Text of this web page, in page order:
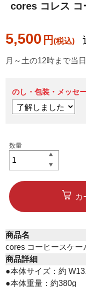
cores コレス コ
5,500 円
月～土の12時まで当
のし・包装・メッセ
カ
商品名
cores コーヒースケー
商品詳細
●本体サイズ：約
●本体重量：約380g